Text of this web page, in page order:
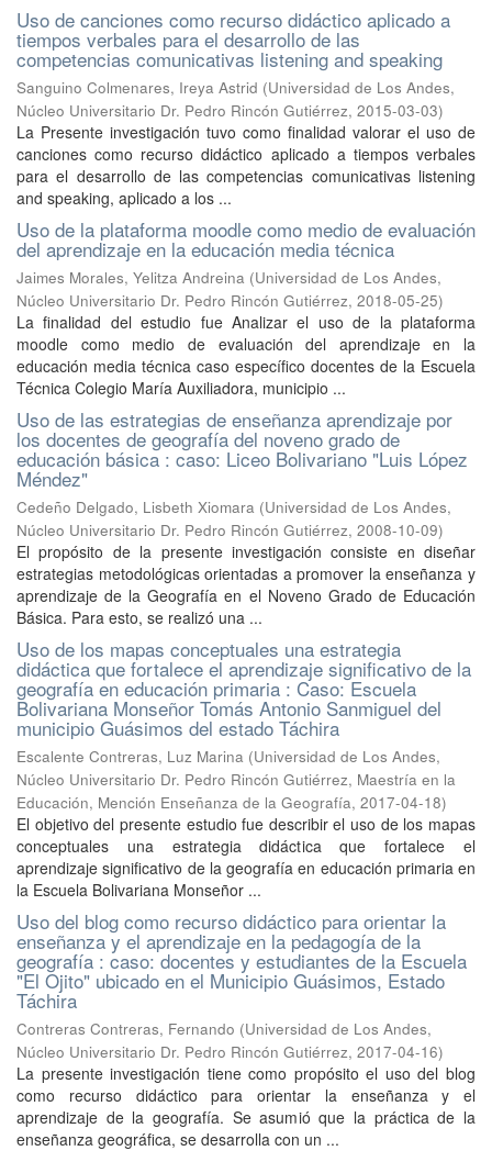
Uso de canciones como recurso didáctico aplicado a
tiempos verbales para el desarrollo de las
competencias comunicativas listening and speaking
Sanguino Colmenares, Ireya Astrid (Universidad de Los Andes,
Núcleo Universitario Dr. Pedro Rincón Gutiérrez, 2015-03-03)
La Presente investigación tuvo como finalidad valorar el uso de
canciones como recurso didáctico aplicado a tiempos verbales
para el desarrollo de las competencias comunicativas listening
and speaking, aplicado a los ...
Uso de la plataforma moodle como medio de evaluación
del aprendizaje en la educación media técnica
Jaimes Morales, Yelitza Andreina (Universidad de Los Andes,
Núcleo Universitario Dr. Pedro Rincón Gutiérrez, 2018-05-25)
La finalidad del estudio fue Analizar el uso de la plataforma
moodle como medio de evaluación del aprendizaje en la
educación media técnica caso específico docentes de la Escuela
Técnica Colegio María Auxiliadora, municipio ...
Uso de las estrategias de enseñanza aprendizaje por
los docentes de geografía del noveno grado de
educación básica : caso: Liceo Bolivariano "Luis López
Méndez"
Cedeño Delgado, Lisbeth Xiomara (Universidad de Los Andes,
Núcleo Universitario Dr. Pedro Rincón Gutiérrez, 2008-10-09)
El propósito de la presente investigación consiste en diseñar
estrategias metodológicas orientadas a promover la enseñanza y
aprendizaje de la Geografía en el Noveno Grado de Educación
Básica. Para esto, se realizó una ...
Uso de los mapas conceptuales una estrategia
didáctica que fortalece el aprendizaje significativo de la
geografía en educación primaria : Caso: Escuela
Bolivariana Monseñor Tomás Antonio Sanmiguel del
municipio Guásimos del estado Táchira
Escalente Contreras, Luz Marina (Universidad de Los Andes,
Núcleo Universitario Dr. Pedro Rincón Gutiérrez, Maestría en la
Educación, Mención Enseñanza de la Geografía, 2017-04-18)
El objetivo del presente estudio fue describir el uso de los mapas
conceptuales una estrategia didáctica que fortalece el
aprendizaje significativo de la geografía en educación primaria en
la Escuela Bolivariana Monseñor ...
Uso del blog como recurso didáctico para orientar la
enseñanza y el aprendizaje en la pedagogía de la
geografía : caso: docentes y estudiantes de la Escuela
"El Ojito" ubicado en el Municipio Guásimos, Estado
Táchira
Contreras Contreras, Fernando (Universidad de Los Andes,
Núcleo Universitario Dr. Pedro Rincón Gutiérrez, 2017-04-16)
La presente investigación tiene como propósito el uso del blog
como recurso didáctico para orientar la enseñanza y el
aprendizaje de la geografía. Se asumió que la práctica de la
enseñanza geográfica, se desarrolla con un ...